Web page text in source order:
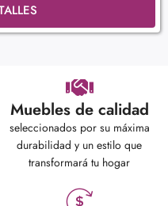
Muebles de calidad
seleccionados por su máxima
durabilidad y un estilo que
transformará tu hogar